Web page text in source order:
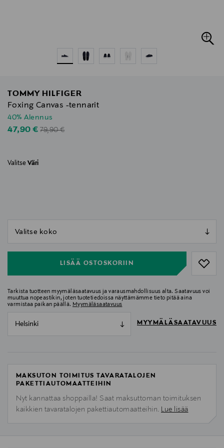
TOMMY HILFIGER
Foxing Canvas -tennarit
40% Alennus
Discounted Price
47,90 €Original Price
79,90 €
Valitse Väri
LISÄÄ OSTOSKORIIN
Tarkista tuotteen myymäläsaatavuus ja varausmahdollisuus alta. Saatavuus voi
muuttua nopeastikin, joten tuotetiedoissa näyttämämme tieto pitää aina
varmistaa paikan päällä. Myymäläsaatavuus
Helsinki MYYMÄLÄSAATAVUUS
MAKSUTON TOIMITUS TAVARATALOJEN
PAKETTIAUTOMAATTEIHIN
Nyt kannattaa shoppailla! Saat maksuttoman toimituksen
kaikkien tavaratalojen pakettiautomaatteihin. Lue lisää